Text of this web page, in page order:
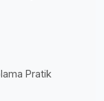
Pratik